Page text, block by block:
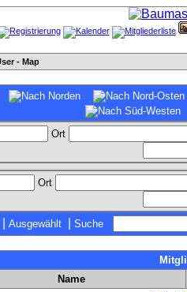
- Map
Ort
Ort
Ausgewählt Suche
Name